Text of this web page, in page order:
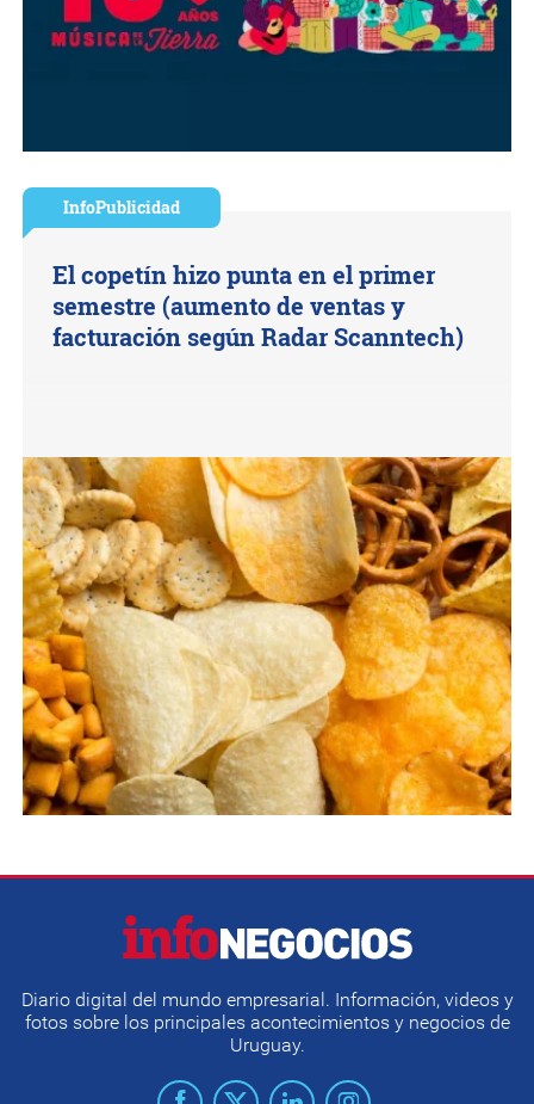
InfoPublicidad
El copetín hizo punta en el primer
semestre (aumento de ventas y
facturación según Radar Scanntech)
Diario digital del mundo empresarial. Información, videos y
fotos sobre los principales acontecimientos y negocios de
Uruguay.